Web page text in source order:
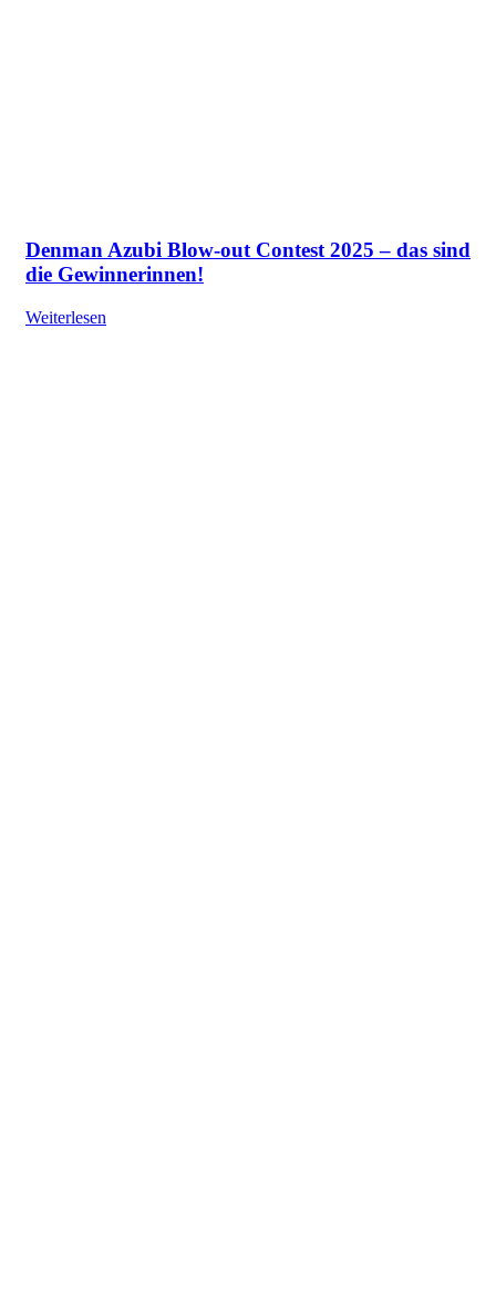
Denman Azubi Blow-out Contest 2025 – das sind
die Gewinnerinnen!
Weiterlesen